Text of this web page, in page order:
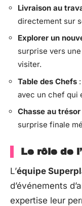
Livraison au
directement sur
Explorer un
surprise vers
visiter.
Table des Chefs
avec un chef qui
Chasse au trésor
surprise finale
Le rôle de
L’équipe
d’événements
expertise leur